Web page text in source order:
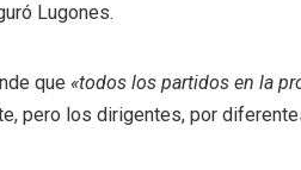
Lugones.
que «todos los partidos en la
pero los dirigentes, por